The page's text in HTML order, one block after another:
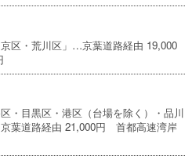
区・荒川区」…京葉道路経由 19,000
・目黒区・港区（台場を除く）・品川
葉道路経由 21,000円 首都高速湾岸